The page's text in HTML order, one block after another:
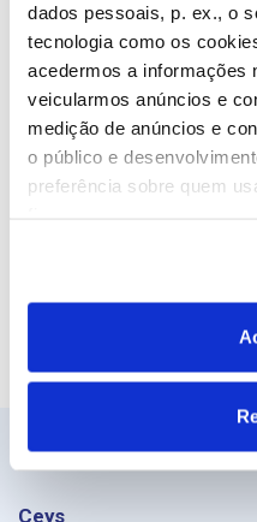
dados pessoais, p. ex., o
tecnologia como os
acedermos a informações
veicularmos anúncios e
medição de anúncios e
o público e
preferência sobre quem
Se permitir, gostaríamos
Recolher
geográfica as quais
ativa as
digital)
processados e defina as
Email
Site
Ceys